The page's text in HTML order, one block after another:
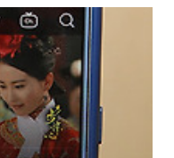
능합니다. 친구가 생길지
있고 서류심사를 통과한
나 드라이버가 될 수 있네
안하게 저는 먼저 럭시 어
야겠죠. 럭시를 검색하여